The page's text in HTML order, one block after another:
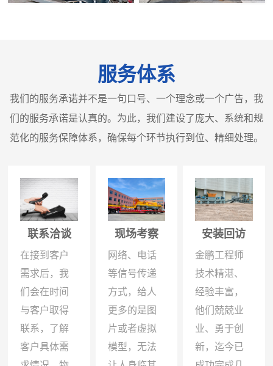
服务体系
我们的服务承诺并不是一句口号、一个理念或一个广告，我
们的服务承诺是认真的。为此，我们建设了庞大、系统和规
范化的服务保障体系，确保每个环节执行到位、精细处理。
联系洽谈
在接到客户
需求后，我
们会在时间
与客户取得
联系，了解
客户具体需
现场考察
网络、电话
等信号传递
方式，给人
更多的是图
片或者虚拟
模型，无法
安装回访
金鹏工程师
技术精湛、
经验丰富，
他们兢兢业
业、勇于创
新，迄今已